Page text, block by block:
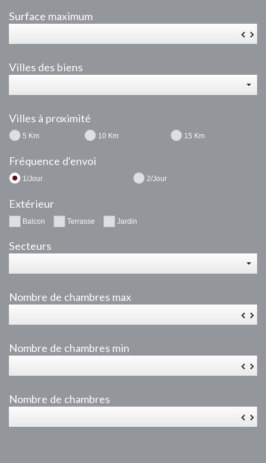
Surface maximum
▼
Villes des biens
Villes à proximité
5 Km 10 Km 15 Km
Fréquence d'envoi
1/Jour 2/Jour
Extérieur
Balcon Terrasse Jardin
Secteurs
Nombre de chambres max
▼
Nombre de chambres min
▼
Nombre de chambres
▼